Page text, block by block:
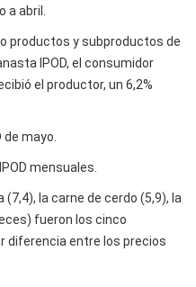
abril.
productos y subproductos de
IPOD, el consumidor
el productor, un 6,2%
mayo.
mensuales.
(7,4), la carne de cerdo (5,9), la
fueron los cinco
diferencia entre los precios